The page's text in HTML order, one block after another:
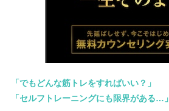
「でもどんな筋トレをすればいい？」
「セルフトレーニングにも限界がある…」